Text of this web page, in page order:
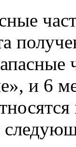
и 6